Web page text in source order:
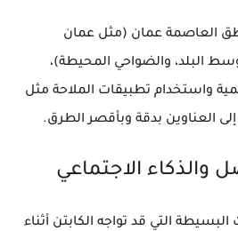
العاصمة عمان (مثل عمان
البلد، والضواحي المحيطة)،
واستخدام تطبيقات الملاحة مثل
التي قد تواجه الكابتن أثناء